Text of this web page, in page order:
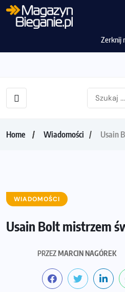
Zerknij
Home Wiadomości Usain
WIADOMOŚCI
Usain Bolt mistrzem
PRZEZMARCIN NAGÓREK